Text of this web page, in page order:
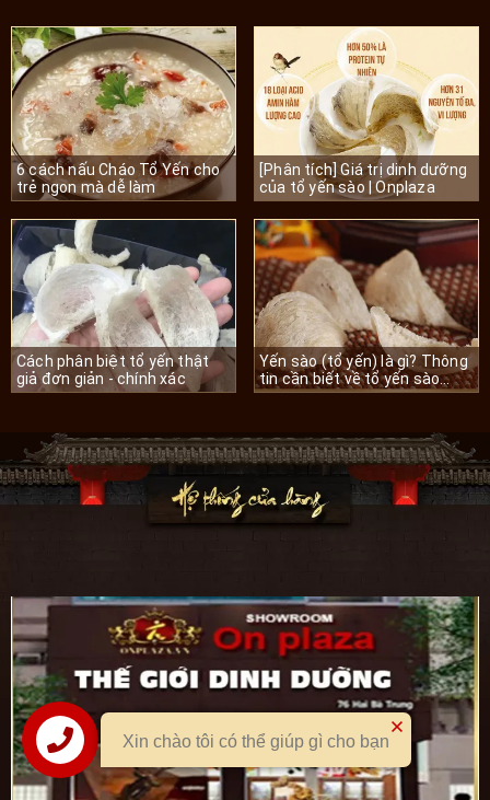
6 cách nấu Cháo Tổ Yến cho
trẻ ngon mà dễ làm
[Phân tích] Giá trị dinh dưỡng
của tổ yến sào | Onplaza
Cách phân biệt tổ yến thật
giả đơn giản - chính xác
Yến sào (tổ yến) là gì? Thông
tin cần biết về tổ yến sào
trước khi dùng
Xin chào tôi có thể giúp gì cho bạn